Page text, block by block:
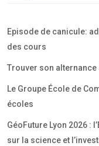
Episode de canicule:
des cours
Trouver son alternance
Le Groupe École de
écoles
GéoFuture Lyon 2026 :
sur la science et